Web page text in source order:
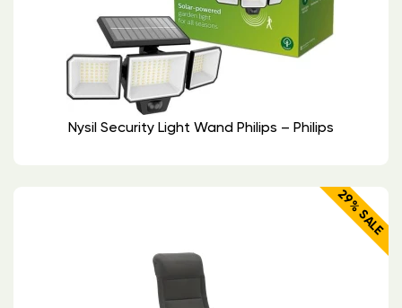
Nysil Security Light Wand Philips – Philips
29% SALE